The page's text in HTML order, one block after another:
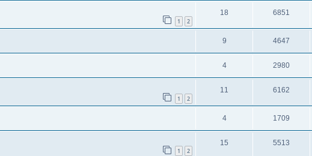
1 2
18 6851
9 4647
4 2980
1 2
11 6162
4 1709
1 2
15 5513